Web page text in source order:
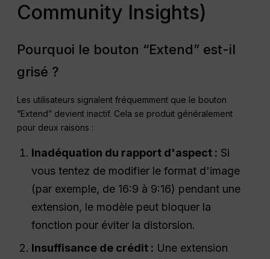
Community Insights)
Pourquoi le bouton “Extend” est-il
grisé ?
Les utilisateurs signalent fréquemment que le bouton
“Extend” devient inactif. Cela se produit généralement
pour deux raisons :
Inadéquation du rapport d'aspect : Si
vous tentez de modifier le format d'image
(par exemple, de 16:9 à 9:16) pendant une
extension, le modèle peut bloquer la
fonction pour éviter la distorsion.
Insuffisance de crédit : Une extension